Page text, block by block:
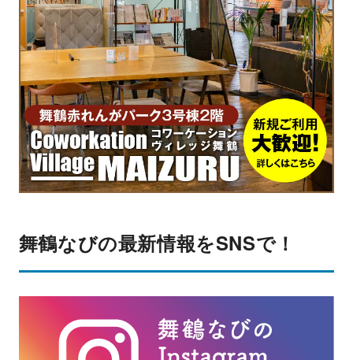
舞鶴なびの最新情報をSNSで！